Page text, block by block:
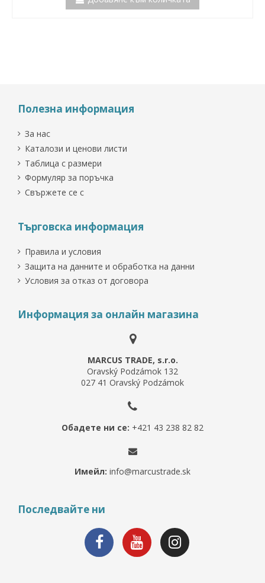
Полезна информация
За нас
Каталози и ценови листи
Таблица с размери
Формуляр за поръчка
Свържете се с
Търговска информация
Правила и условия
Защита на данните и обработка на данни
Условия за отказ от договора
Информация за онлайн магазина
MARCUS TRADE, s.r.o.
Oravský Podzámok 132
027 41 Oravský Podzámok
Обадете ни се: +421 43 238 82 82
Имейл: info@marcustrade.sk
Последвайте ни